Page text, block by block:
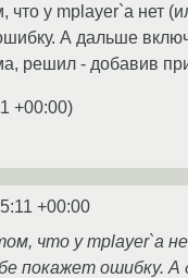
у mplayer`а нет
А дальше
решил - добавив
+00:00)
+00:00
что у mplayer`а
покажет ошибку. А